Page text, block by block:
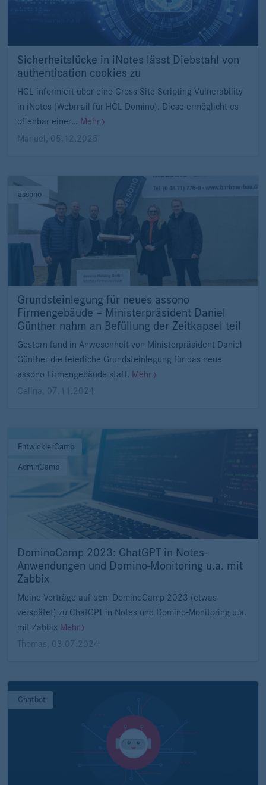
Sicherheitslücke in iNotes lässt Diebstahl von
authentication cookies zu
HCL informiert über eine Cross Site Scripting Vulnerability
in iNotes (Webmail für HCL Domino). Diese ermöglicht es
offenbar einer… Mehr
Manuel
05.12.2025
assono
Grundsteinlegung für neues assono
Firmengebäude – Ministerpräsident Daniel
Günther nahm an Befüllung der Zeitkapsel teil
Gestern fand in Anwesenheit von Ministerpräsident Daniel
Günther die feierliche Grundsteinlegung für das neue
assono Firmengebäude statt. Mehr
Celina, 07.11.2024
EntwicklerCamp
AdminCamp
DominoCamp 2023: ChatGPT in Notes-
Anwendungen und Domino-Monitoring u.a. mit
Zabbix
Meine Vorträge auf dem DominoCamp 2023 (etwas
verspätet) zu ChatGPT in Notes und Domino-Monitoring u.a.
mit Zabbix Mehr
Thomas, 03.07.2024
Chatbot